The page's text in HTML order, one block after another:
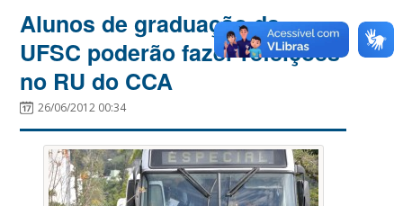
Alunos de graduação da
UFSC poderão fazer refeições
no RU do CCA
26/06/2012 00:34